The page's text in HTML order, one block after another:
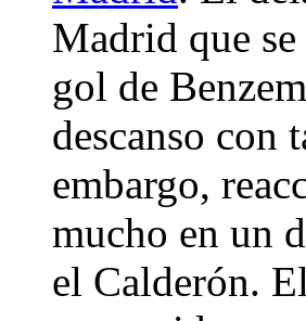
Madrid que se
gol de
descanso con
embargo,
mucho en un
el Calderón.